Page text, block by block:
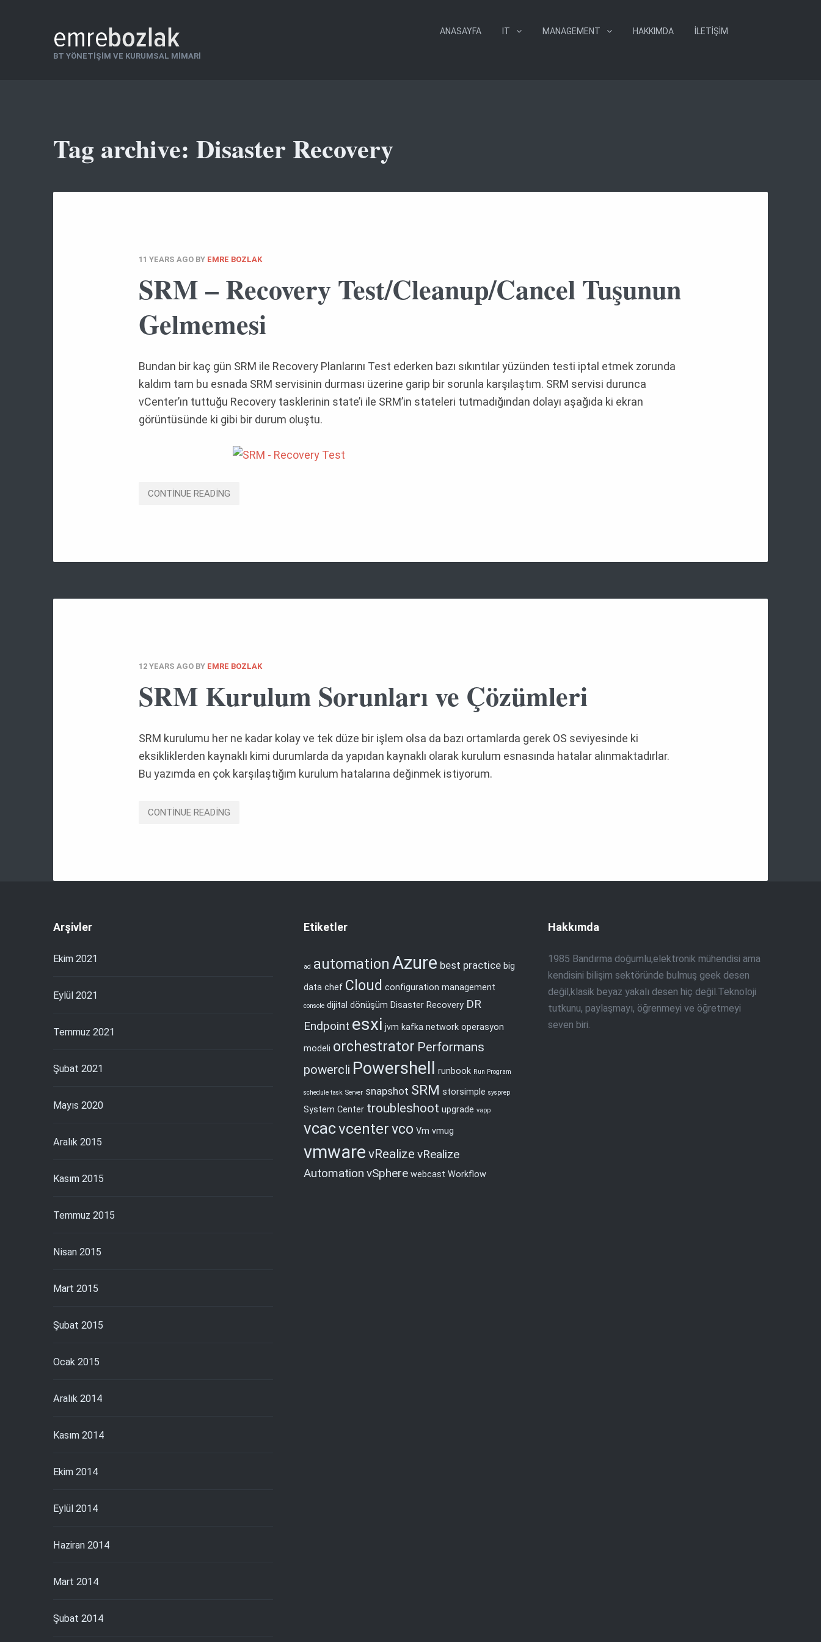
BT YÖNETIŞIM VE KURUMSAL MIMARI
ANASAYFA IT MANAGEMENT HAKKIMDA İLETIŞIM
Tag archive: Disaster Recovery
11 YEARS AGO BY EMRE BOZLAK
SRM – Recovery Test/Cleanup/Cancel Tuşunun
Gelmemesi
Bundan bir kaç gün SRM ile Recovery Planlarını Test ederken bazı sıkıntılar yüzünden testi iptal etmek zorunda
kaldım tam bu esnada SRM servisinin durması üzerine garip bir sorunla karşılaştım. SRM servisi durunca
vCenter’ın tuttuğu Recovery tasklerinin state’i ile SRM’in stateleri tutmadığından dolayı aşağıda ki ekran
görüntüsünde ki gibi bir durum oluştu.
CONTINUE READING
12 YEARS AGO BY EMRE BOZLAK
SRM Kurulum Sorunları ve Çözümleri
SRM kurulumu her ne kadar kolay ve tek düze bir işlem olsa da bazı ortamlarda gerek OS seviyesinde ki
eksikliklerden kaynaklı kimi durumlarda da yapıdan kaynaklı olarak kurulum esnasında hatalar alınmaktadırlar.
Bu yazımda en çok karşılaştığım kurulum hatalarına değinmek istiyorum.
CONTINUE READING
Arşivler
Ekim 2021
Eylül 2021
Temmuz 2021
Şubat 2021
Mayıs 2020
Aralık 2015
Kasım 2015
Temmuz 2015
Nisan 2015
Mart 2015
Şubat 2015
Ocak 2015
Aralık 2014
Kasım 2014
Ekim 2014
Eylül 2014
Haziran 2014
Mart 2014
Şubat 2014
Etiketler
ad automation Azure best practice big
data chef Cloud configuration management
console dijital dönüşüm Disaster Recovery DR
Endpoint esxi jvm kafka network operasyon
modeli orchestrator Performans
powercli Powershell runbook Run Program
schedule task Server snapshot SRM storsimple sysprep
System Center troubleshoot upgrade vapp
vcacvcentervco Vm vmug
vmware vRealize vRealize
Automation vSphere webcast Workflow
Hakkımda
1985 Bandırma doğumlu,elektronik mühendisi ama
kendisini bilişim sektöründe bulmuş geek desen
değil,klasik beyaz yakalı desen hiç değil.Teknoloji
tutkunu, paylaşmayı, öğrenmeyi ve öğretmeyi
seven biri.